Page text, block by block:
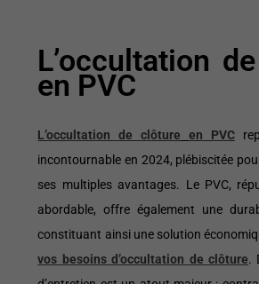
L’occultation
en PVC
L’occultation de clôture en PVC
incontournable en 2024, plébiscitée
ses multiples avantages. Le PVC,
abordable, offre également une
constituant ainsi une solution
vos besoins d’occultation de clôture.